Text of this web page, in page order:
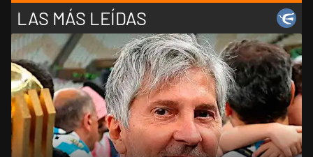
LAS MÁS LEÍDAS